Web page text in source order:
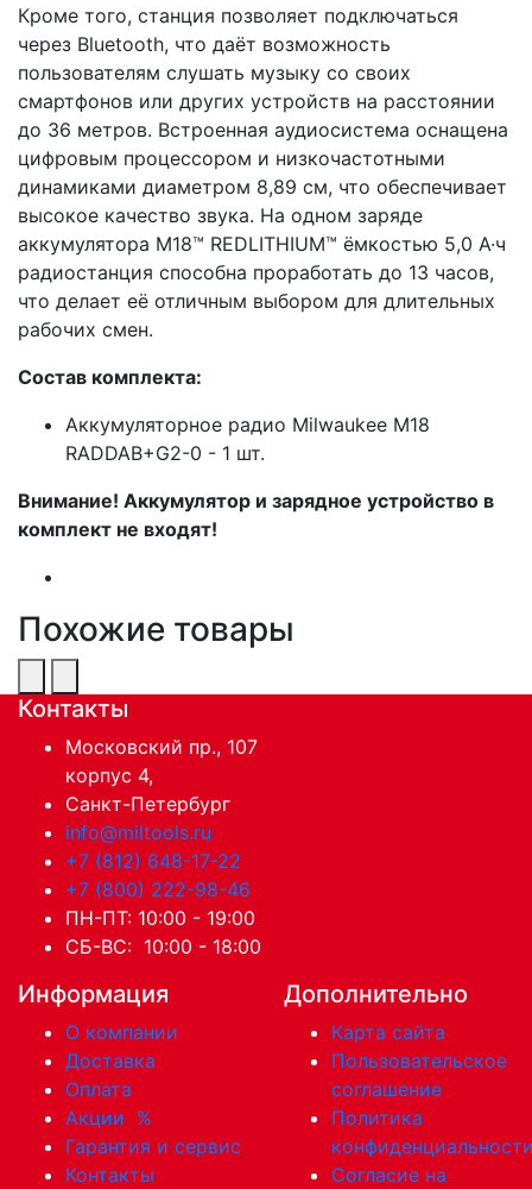
Кроме того, станция позволяет подключаться
через Bluetooth, что даёт возможность
пользователям слушать музыку со своих
смартфонов или других устройств на расстоянии
до 36 метров. Встроенная аудиосистема оснащена
цифровым процессором и низкочастотными
динамиками диаметром 8,89 см, что обеспечивает
высокое качество звука. На одном заряде
аккумулятора M18™ REDLITHIUM™ ёмкостью 5,0 А·ч
радиостанция способна проработать до 13 часов,
что делает её отличным выбором для длительных
рабочих смен.
Состав комплекта:
Аккумуляторное радио Milwaukee M18
RADDAB+G2-0 - 1 шт.
Внимание! Аккумулятор и зарядное устройство в
комплект не входят!
Похожие товары
Контакты
Московский пр., 107
корпус 4,
Санкт-Петербург
info@miltools.ru
+7 (812) 648-17-22
+7 (800) 222-98-46
ПН-ПТ: 10:00 - 19:00
СБ-ВС: 10:00 - 18:00
Информация
О компании
Доставка
Оплата
Акции %
Гарантия и сервис
Контакты
Дополнительно
Карта сайта
Пользовательское
соглашение
Политика
Согласие на